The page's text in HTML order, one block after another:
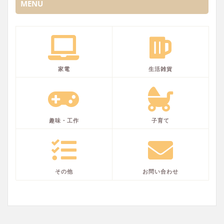
MENU
家電 生活雑貨
趣味・工作 子育て
その他 お問い合わせ